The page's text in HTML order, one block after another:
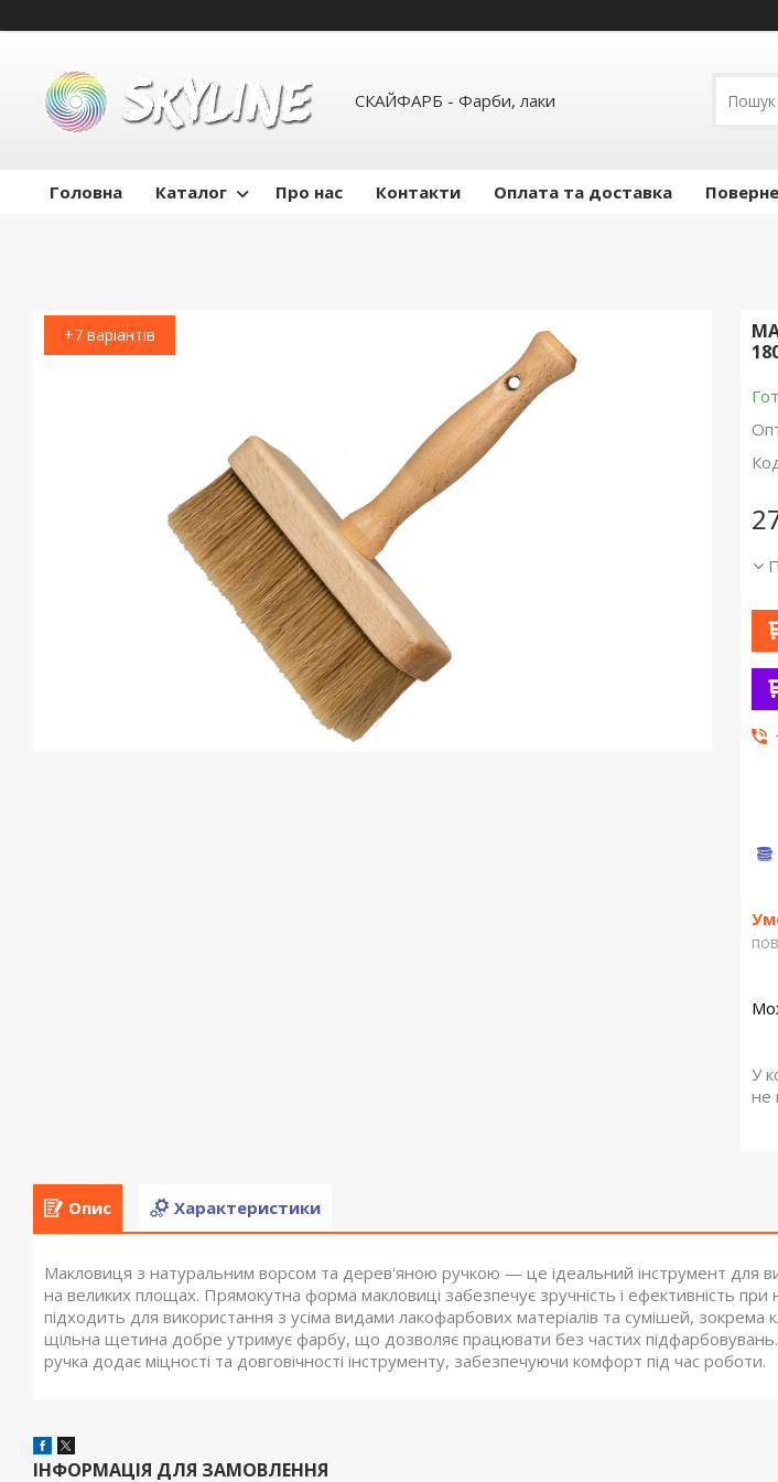
СКАЙФАРБ - Фарби, лаки
Головна Каталог Про нас Контакти Оплата та доставка
+7 варіантів
У
не
Опис Характеристики
Макловиця з натуральним ворсом та дерев'яною ручкою — це ідеальний інструмент для
на великих площах. Прямокутна форма макловиці забезпечує зручність і ефективність
підходить для використання з усіма видами лакофарбових матеріалів та сумішей, зокрема
щільна щетина добре утримує фарбу, що дозволяє працювати без частих
ручка додає міцності та довговічності інструменту, забезпечуючи комфорт під час роботи.
ІНФОРМАЦІЯ ДЛЯ ЗАМОВЛЕННЯ